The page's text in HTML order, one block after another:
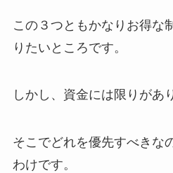
この３つともかなりお得な
りたいところです。
しかし、資金には限りがあ
そこでどれを優先すべきな
わけです。